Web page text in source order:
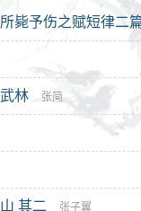
毙予伤之赋短律二
也 其二
林 张简
其二 张子翼